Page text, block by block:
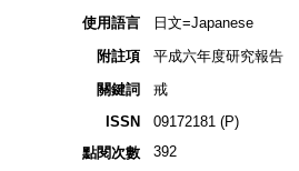
使用語言
日文=Japanese
附註項
平成六年度研究報告
關鍵詞
戒
ISSN
09172181 (P)
點閱次數
392